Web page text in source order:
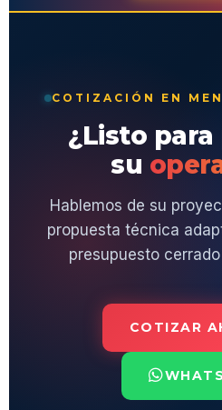
COTIZACIÓN EN
¿Listo
su
Hablemos de su
propuesta técnica
presupuesto
COTIZAR